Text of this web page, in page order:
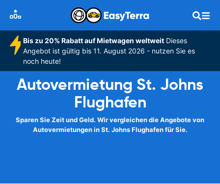
Bis zu 20% Rabatt auf Mietwagen weltweitDieses
Angebot ist gültig bis 11. August 2026 - nutzen Sie es
noch heute!
Autovermietung St. Johns
Flughafen
Sparen Sie Zeit und Geld. Wir vergleichen die Angebote von
Autovermietungen in St. Johns Flughafen für Sie.